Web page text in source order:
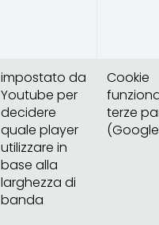
impostato da
Youtube per
decidere
quale player
utilizzare in
base alla
larghezza di
banda
Cookie
terze